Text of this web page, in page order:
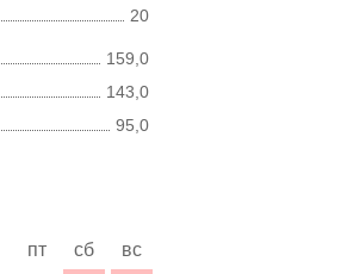
20
159,0
143,0
95,0
пт сб
вс